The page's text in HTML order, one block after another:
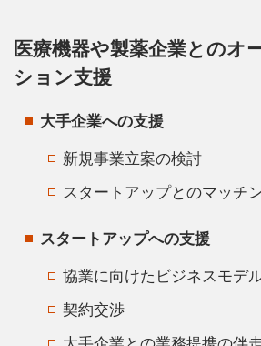
医療機器や製薬企業とのオ
ション支援
大手企業への支援
新規事業立案の検討
スタートアップとのマッチ
スタートアップへの支援
協業に向けたビジネスモデ
契約交渉